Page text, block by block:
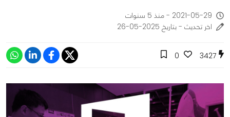
2021-05-29 - منذ 5 سنوات
اخر تحديث - بتاريخ 2025-05-26
3427
0